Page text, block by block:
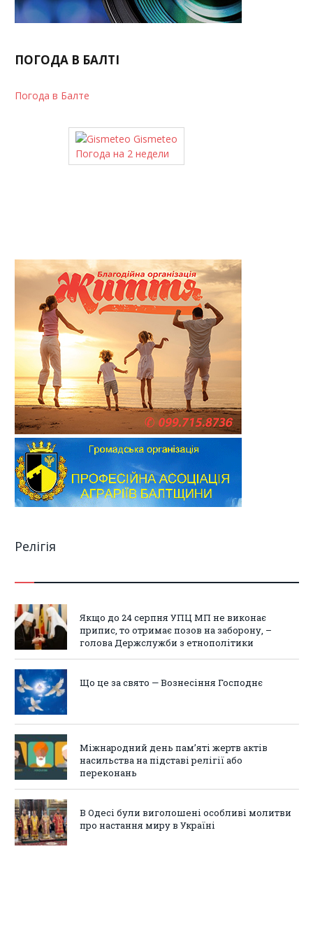
ПОГОДА В БАЛТІ
Погода в Балте
Gismeteo
Погода на 2 недели
Релігія
Якщо до 24 серпня УПЦ МП не виконає
припис, то отримає позов на заборону, –
голова Держслужби з етнополітики
Що це за свято — Вознесіння Господнє
Міжнародний день пам’яті жертв актів
насильства на підставі релігії або
переконань
В Одесі були виголошені особливі молитви
про настання миру в Україні